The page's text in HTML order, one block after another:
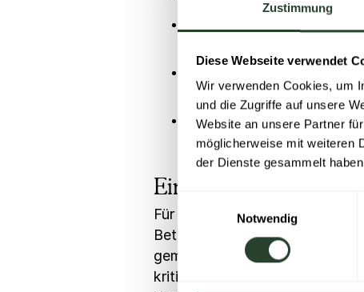
Zustimmung
Diese Webseite verwendet
Wir verwenden Cookies, um
und die Zugriffe auf unsere
Website an unsere Partner
möglicherweise mit weiteren
der Dienste gesammelt
Notwendig
Schwäche zuzugeben.
Mitarbeitende trauen sich,
anzusprechen.
Eine Speak-up
Für gewöhnlich sind
Betroffenen schweigen, wenn
gemeldet? Prinzipiell gibt es
kritische Themen zu sprechen –